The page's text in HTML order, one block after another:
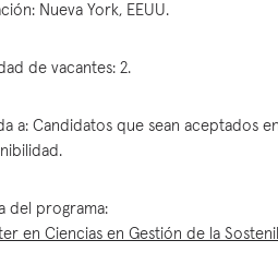
Nueva York, EEUU.
de vacantes: 2.
a: Candidatos que sean aceptados
del programa:
en Ciencias en Gestión de la